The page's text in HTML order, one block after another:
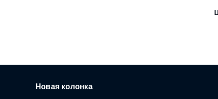
Новая колонка